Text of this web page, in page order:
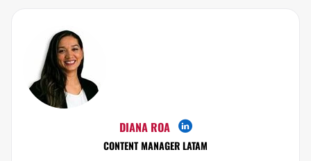
DIANA ROA
CONTENT MANAGER LATAM